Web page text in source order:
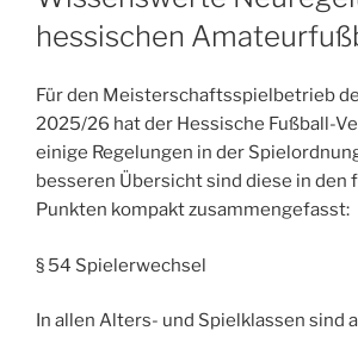
hessischen
Für den Meisterschaftsspielbetrieb
2025/26 hat der Hessische Fußball-
einige Regelungen in der
besseren Übersicht sind diese in den
Punkten kompakt zusammengefasst:
§ 54 Spielerwechsel
In allen Alters- und Spielklassen sind